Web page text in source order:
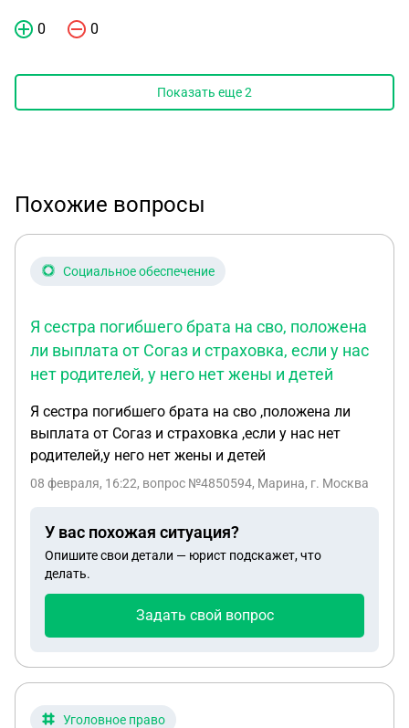
0 0
Показать еще2
Похожие вопросы
Социальное обеспечение
Я сестра погибшего брата на сво, положена
ли выплата от Согаз и страховка, если у нас
нет родителей, у него нет жены и детей
Я сестра погибшего брата на сво ,положена ли
выплата от Согаз и страховка ,если у нас нет
родителей,у него нет жены и детей
08 февраля, 16:22, вопрос №4850594, Марина, г. Москва
У вас похожая ситуация?
Опишите свои детали — юрист подскажет, что
делать.
Задать свой вопрос
Уголовное право